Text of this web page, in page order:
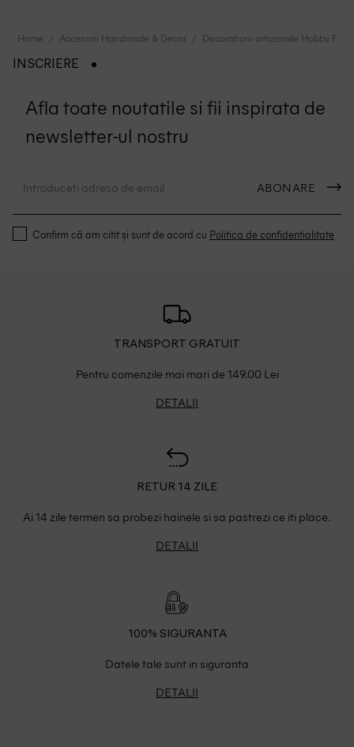
Home Accesorii Handmade & Decor Decoratiuni artizanale Hobby
INSCRIERE
Afla toate noutatile si fii inspirata de
newsletter-ul nostru
ABONARE
Confirm că am citit și sunt de acord cu Politica de confidentialitate
TRANSPORT GRATUIT
Pentru comenzile mai mari de 149.00 Lei
DETALII
RETUR 14 ZILE
Ai 14 zile termen sa probezi hainele si sa pastrezi ce iti place.
DETALII
100% SIGURANTA
Datele tale sunt in siguranta
DETALII